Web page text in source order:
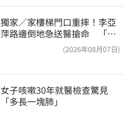
獨家／家樓梯門口重摔！李亞
萍路邊倒地急送醫搶命 「最
(2026年08月07日)
女子咳嗽30年就醫檢查驚見
「多長一塊肺」